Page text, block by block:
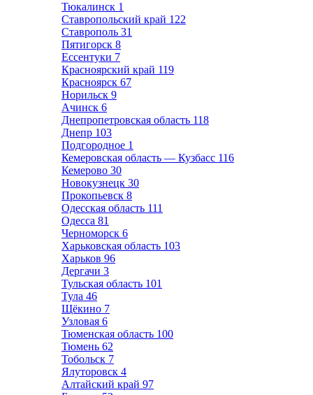
Тюкалинск 1
Ставропольский край 122
Ставрополь 31
Пятигорск 8
Ессентуки 7
Красноярский край 119
Красноярск 67
Норильск 9
Ачинск 6
Днепропетровская область 118
Днепр 103
Подгородное 1
Кемеровская область — Кузбасс 116
Кемерово 30
Новокузнецк 30
Прокопьевск 8
Одесская область 111
Одесса 81
Черноморск 6
Харьковская область 103
Харьков 96
Дергачи 3
Тульская область 101
Тула 46
Щёкино 7
Узловая 6
Тюменская область 100
Тюмень 62
Тобольск 7
Ялуторовск 4
Алтайский край 97